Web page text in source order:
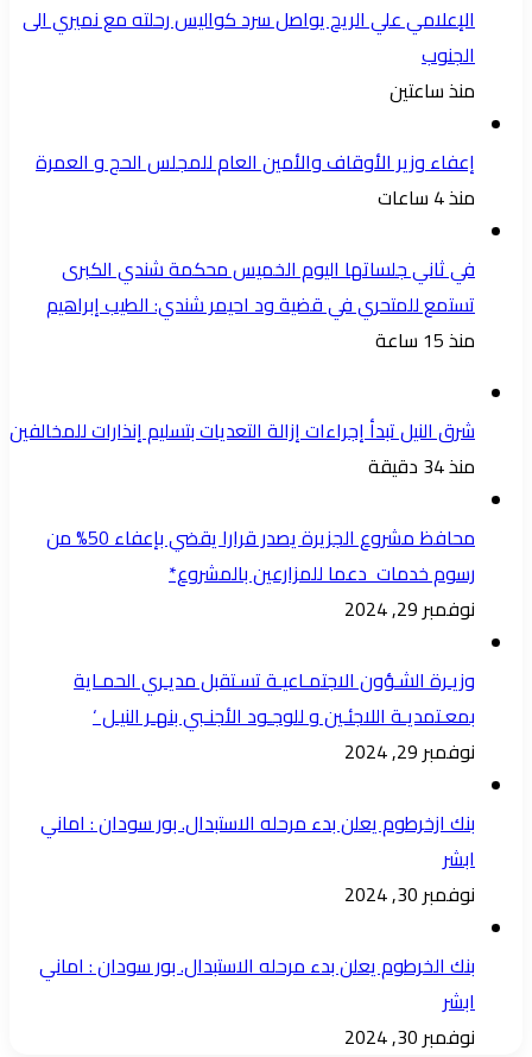
الإعلامي علي الريح يواصل سرد كواليس رحلته مع نميري الى
الجنوب
منذ ساعتين
إعفاء وزير الأوقاف والأمين العام للمجلس الحج و العمرة
منذ 4 ساعات
في ثاني جلساتها اليوم الخميس محكمة شندي الكبرى
تستمع للمتحري في قضية ود احيمر شندي: الطيب إبراهيم
منذ 15 ساعة
شرق النيل تبدأ إجراءات إزالة التعديات بتسليم إنذارات للمخالفين
منذ 34 دقيقة
محافظ مشروع الجزيرة يصدر قرارا يقضي بإعفاء 50% من
رسوم خدمات دعما للمزارعين بالمشروع*
نوفمبر 29, 2024
وزيـرة الشـؤون الاجتمـاعيـة تسـتقبل مديـري الحمـاية
بمعـتمديـة اللاجئـين و للوجـود الأجنـبي بنهـر النيـل ‘
نوفمبر 29, 2024
بنك ازخرطوم يعلن بدء مرحله الاستبدال. بور سودان : اماني
ابشر
نوفمبر 30, 2024
بنك الخرطوم يعلن بدء مرحله الاستبدال. بور سودان : اماني
ابشر
نوفمبر 30, 2024